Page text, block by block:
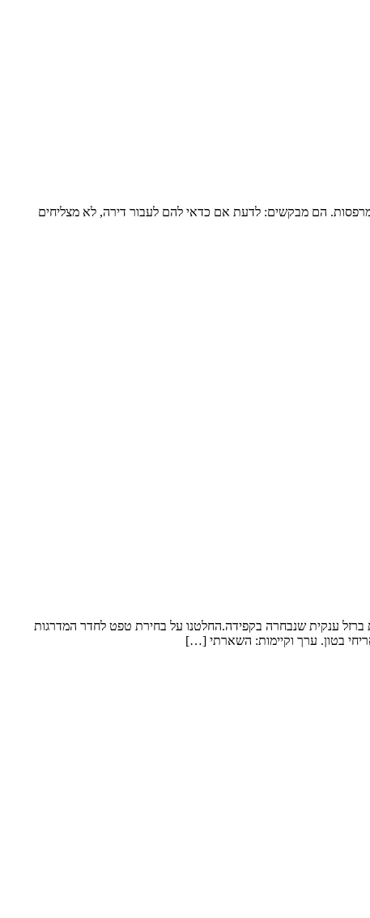
דירה שלמה של כ-120 מ”ר ומרפסת גדולה, מגדל שעבר הוספת מרפסות. הם מבקשים: לדעת אם כדאי להם לעבור דירה, לא מצליחים
ברזל ענקית שנבחרה בקפידה.החלטנו על בחירת טפט לחדר המדרגות
בטון. ערך וקיימות: השארתי […]